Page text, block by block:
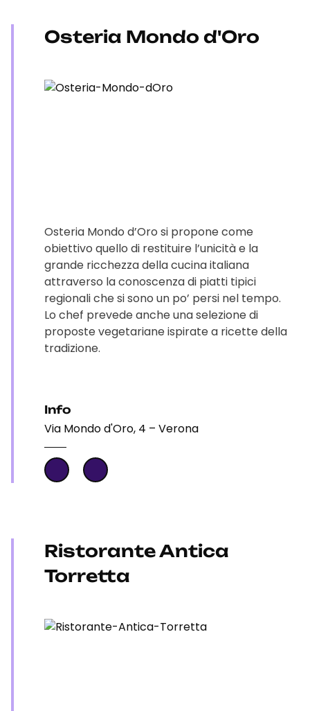
Osteria Mondo d'Oro
Osteria Mondo d’Oro si propone come
obiettivo quello di restituire l’unicità e la
grande ricchezza della cucina italiana
attraverso la conoscenza di piatti tipici
regionali che si sono un po’ persi nel tempo.
Lo chef prevede anche una selezione di
proposte vegetariane ispirate a ricette della
tradizione.
Info
Via Mondo d'Oro, 4 – Verona
Ristorante Antica
Torretta